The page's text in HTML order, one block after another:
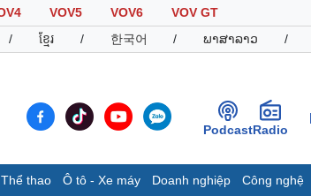
VOV5 VOV6
VOV GT
/ ខ្មែរ / 한국어 / ພາສາລາວ /
PodcastRadio
Thể thao Ô tô - Xe máy Doanh nghiệp Công nghệ